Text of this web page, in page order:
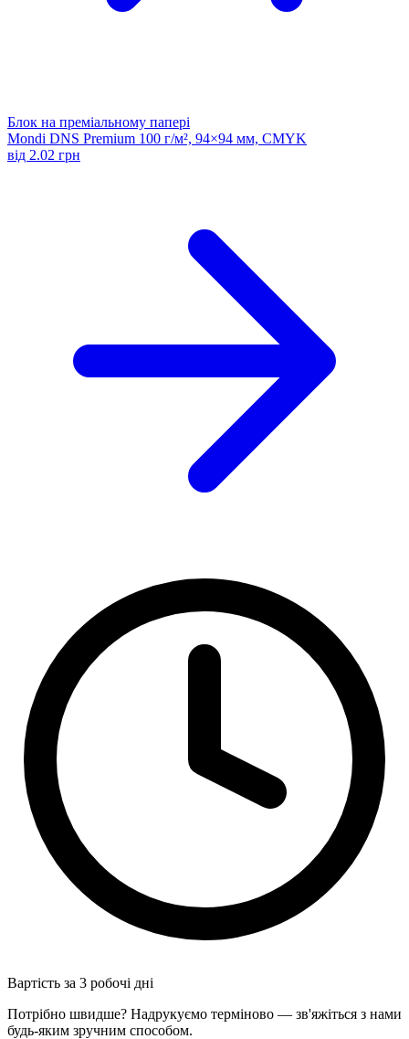
Блок на преміальному папері
Mondi DNS Premium 100 г/м², 94×94 мм, CMYK
від 2.02 грн
Вартість за 3 робочі дні
Потрібно швидше? Надрукуємо терміново — зв'яжіться з нами
будь-яким зручним способом.